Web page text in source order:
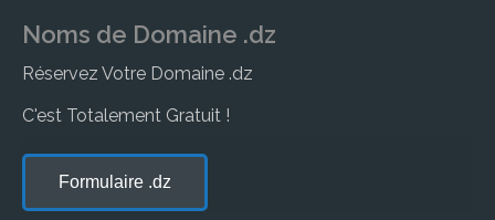
Noms de Domaine .dz
Réservez Votre Domaine .dz
C'est Totalement Gratuit !
Formulaire .dz